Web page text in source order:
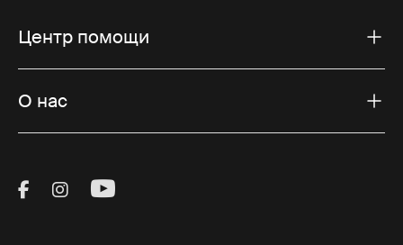
Центр помощи
О нас
Visit Thule on Facebook (external link)
Visit Thule on Instagram (external link)
Visit Thule on Youtube (external